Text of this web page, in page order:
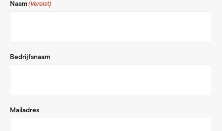
Naam(Vereist)
Bedrijfsnaam
Mailadres